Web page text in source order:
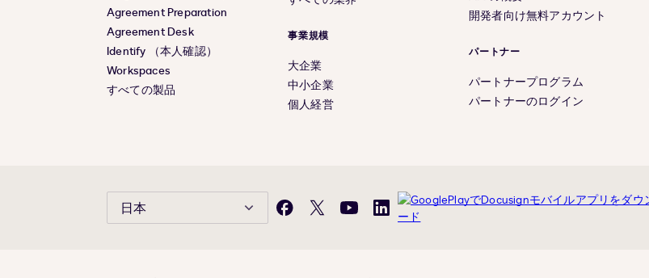
Agreement Preparation
Agreement Desk
Identify （本人確認）
Workspaces
すべての製品
事業規模
大企業
中小企業
個人経営
開発者向け無料アカウント
パートナー
パートナープログラム
パートナーのログイン
日本 Facebook
X(旧
YouTubeLinkedIn